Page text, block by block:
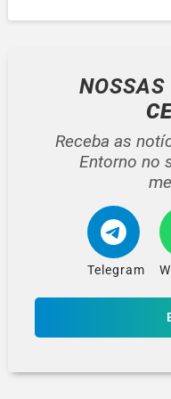
Receba as
Entorno no
Telegram